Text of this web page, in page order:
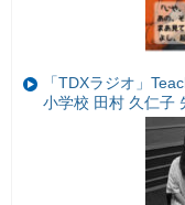
「TDXラジオ」
小学校 田村 久仁子